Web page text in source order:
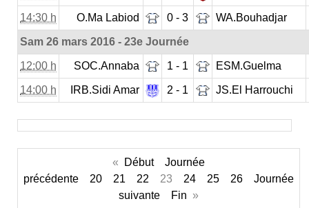
14:30 h O.Ma Labiod 0 - 3 WA.Bouhadjar
Sam 26 mars 2016 - 23e Journée
12:00 h SOC.Annaba 1 - 1 ESM.Guelma
14:00 h IRB.Sidi Amar 2 - 1 JS.El Harrouchi
« Début
Journée
précédente
20 21 22 23 24 25 26
Journée
suivante
Fin »